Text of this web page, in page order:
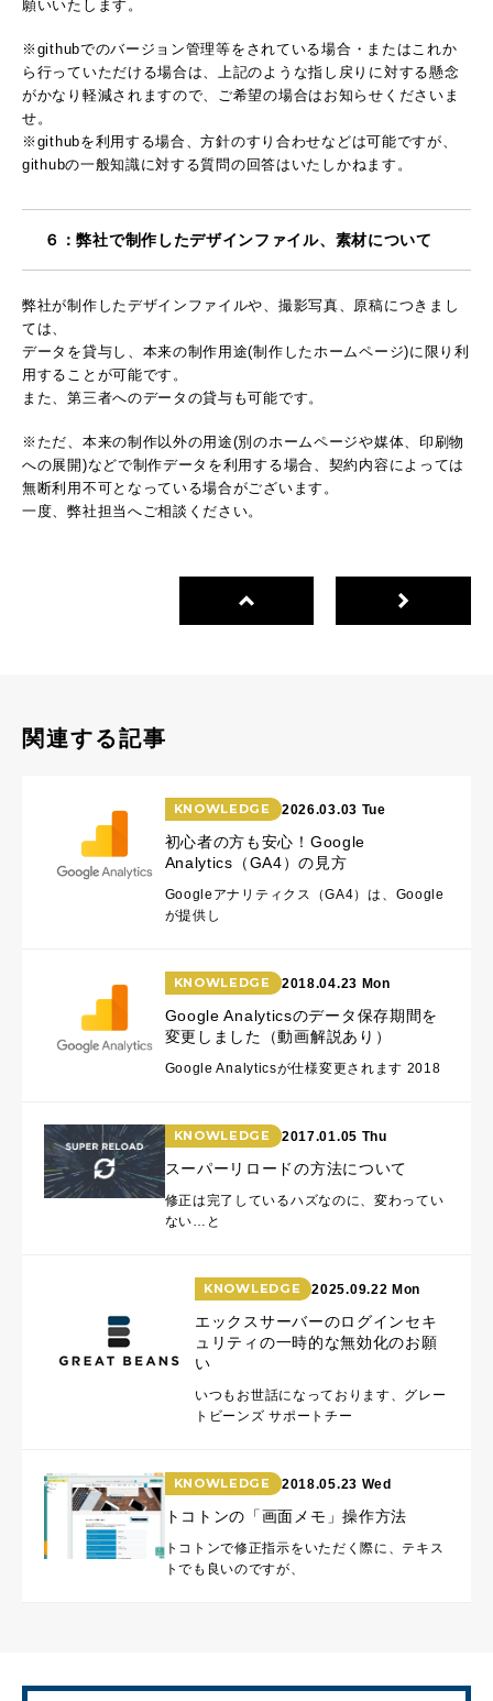
願いいたします。
※githubでのバージョン管理等をされている場合・またはこれか
ら行っていただける場合は、上記のような指し戻りに対する懸念
がかなり軽減されますので、ご希望の場合はお知らせくださいま
せ。
※githubを利用する場合、方針のすり合わせなどは可能ですが、
githubの一般知識に対する質問の回答はいたしかねます。
６：弊社で制作したデザインファイル、素材について
弊社が制作したデザインファイルや、撮影写真、原稿につきまし
ては、
データを貸与し、本来の制作用途(制作したホームページ)に限り利
用することが可能です。
また、第三者へのデータの貸与も可能です。
※ただ、本来の制作以外の用途(別のホームページや媒体、印刷物
への展開)などで制作データを利用する場合、契約内容によっては
無断利用不可となっている場合がございます。
一度、弊社担当へご相談ください。
関連する記事
KNOWLEDGE 2026.03.03 Tue
初心者の方も安心！Google
Analytics（GA4）の見方
Googleアナリティクス（GA4）は、Google
が提供し
KNOWLEDGE 2018.04.23 Mon
Google Analyticsのデータ保存期間を
変更しました（動画解説あり）
Google Analyticsが仕様変更されます 2018
KNOWLEDGE 2017.01.05 Thu
スーパーリロードの方法について
修正は完了しているハズなのに、変わってい
ない…と
KNOWLEDGE 2025.09.22 Mon
エックスサーバーのログインセキ
ュリティの一時的な無効化のお願
い
いつもお世話になっております、グレー
トビーンズ サポートチー
KNOWLEDGE 2018.05.23 Wed
トコトンの「画面メモ」操作方法
トコトンで修正指示をいただく際に、テキス
トでも良いのですが、